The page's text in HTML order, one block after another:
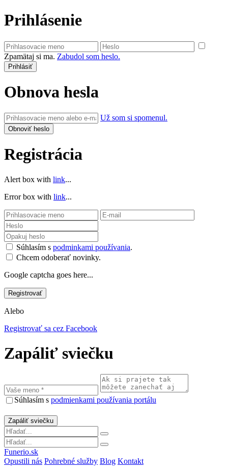
Prihlásenie
Zpamätaj si ma. Zabudol som heslo.
Obnova hesla
Už som si spomenul.
Registrácia
Alert box with link...
Error box with link...
Súhlasím s podminkami používania.
Chcem odoberať novinky.
Google captcha goes here...
Alebo
Registrovať sa cez Facebook
Zapáliť sviečku
Súhlasím s podmienkami používania portálu
Funerio.sk
Opustili nás Pohrebné služby Blog Kontakt